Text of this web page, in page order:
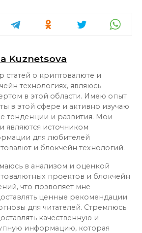
Kuznetsova
статей о криптовалюте и
технологиях, являюсь
в этой области. Имею опыт
в этой сфере и активно изучаю
тенденции и развития. Мои
являются источником
для любителей
и блокчейн технологий.
в анализом и оценкой
проектов и блокчейн
что позволяет мне
ценные рекомендации
для читателей. Стремлюсь
качественную и
информацию, которая